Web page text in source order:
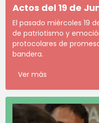
Actos del 19 de
El pasado miércoles 19
de patriotismo y
protocolares de
bandera.
Ver más